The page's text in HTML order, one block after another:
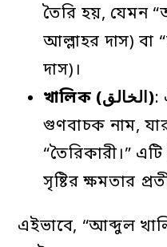
তৈরি হয়, যেমন
আল্লাহর দাস) বা
দাস)।
খালিক (الخالق):
গুণবাচক নাম, যার
“তৈরিকারী।”
সৃষ্টির ক্ষমতার
এইভাবে, “আব্দুল